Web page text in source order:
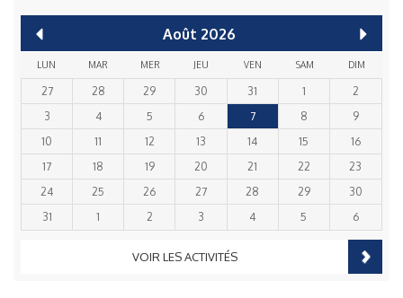
Août 2026
LUN MAR MER JEU VEN SAM DIM
27 28 29 30 31 1
2
3
4 5 6 7 8
9
10
11 12 13 14 15
16
17
18 19 20 21 22
23
24
25 26 27 28 29
30
31
1 2 3 4 5 6
VOIR LES ACTIVITÉS